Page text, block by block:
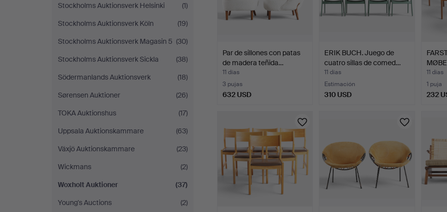
Stockholms Auktionsverk Helsinki
(1)
Stockholms Auktionsverk Köln
(19)
Stockholms Auktionsverk Magasin 5 (30)
Stockholms Auktionsverk Sickla
(38)
Södermanlands Auktionsverk
(18)
Sørensen Auktioner
(26)
TOKA Auktionshus
(17)
Uppsala Auktionskammare
(63)
Växjö Auktionskammare
(23)
Wickmans
(2)
Woxholt Auktioner
(37)
Young's Auctions
(2)
Par de sillones con patas
de madera teñida…
11 días
3 pujas
632 USD
ERIK BUCH. Juego de
cuatro sillas de comed…
11 días
Estimación
310 USD
seis
11 días
1 puja
232